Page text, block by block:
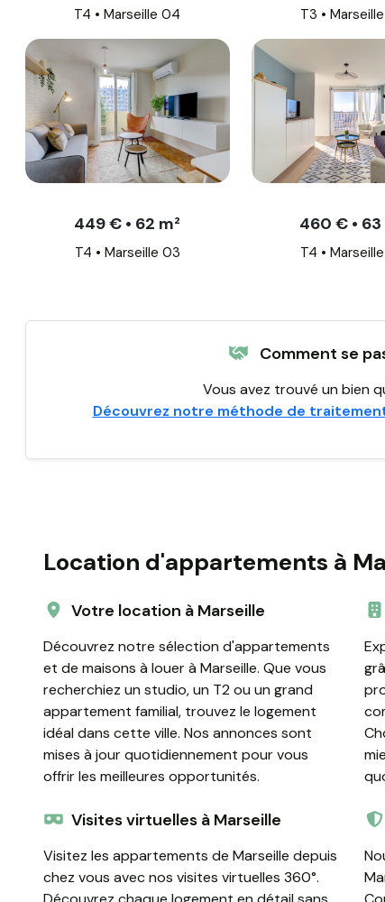
T4 • Marseille 04 T3 •
449 € • 62 m²
T4 • Marseille 03
460 € • 63
T4 •
Comment se
Vous avez trouvé un bien
Découvrez notre méthode de
Location d'appartements à
Votre location à Marseille
Découvrez notre sélection d'appartements
et de maisons à louer à Marseille. Que vous
recherchiez un studio, un T2 ou un grand
appartement familial, trouvez le logement
idéal dans cette ville. Nos annonces sont
mises à jour quotidiennement pour vous
offrir les meilleures opportunités.
Visites virtuelles à Marseille
Visitez les appartements de Marseille depuis
chez vous avec nos visites virtuelles 360°.